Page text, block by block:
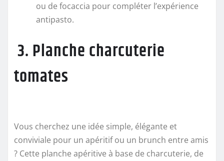
ou de focaccia pour compléter l’expérience
antipasto.
3. Planche charcuterie
tomates
Vous cherchez une idée simple, élégante et
conviviale pour un apéritif ou un brunch entre amis
? Cette planche apéritive à base de charcuterie, de